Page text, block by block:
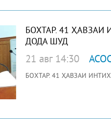
БОХТАР. 41 ҲАВЗАИ
ДОДА ШУД
21 авг 14:30
БОХТАР. 41 ҲАВЗАИ